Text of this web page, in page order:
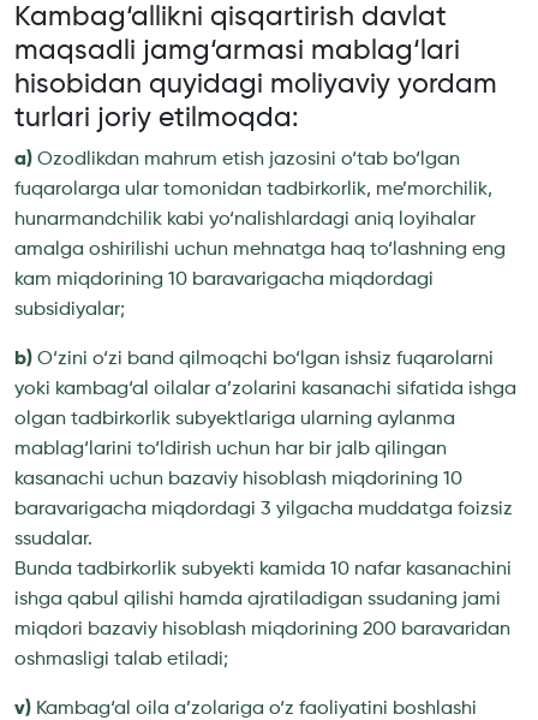
Kambag‘allikni qisqartirish davlat
maqsadli jamg‘armasi mablag‘lari
hisobidan quyidagi moliyaviy yordam
turlari joriy etilmoqda:
a) Ozodlikdan mahrum etish jazosi­ni o‘tab bo‘lgan
fuqarolarga ular tomonidan tadbirkorlik, me’morchilik,
hunarmandchilik kabi yo‘nalishlardagi aniq loyihalar
amalga oshirilishi uchun mehnatga haq to‘lashning eng
kam miqdorining 10 baravarigacha miqdordagi
subsidiyalar;
b) O‘zini o‘zi band qilmoqchi bo‘lgan ishsiz fuqarolarni
yoki kambag‘al oilalar a’zolarini kasanachi sifatida ishga
olgan tadbirkorlik subyektlariga ularning aylanma
mablag‘larini to‘ldirish uchun har bir jalb qilingan
kasanachi uchun bazaviy hisoblash miqdorining 10
baravarigacha miqdordagi 3 yilgacha muddatga foizsiz
ssudalar.
Bunda tadbirkorlik subyekti kamida 10 nafar kasanachini
ishga qabul qilishi hamda ajratiladigan ssudaning jami
miqdori bazaviy hisoblash miqdorining 200 baravaridan
oshmasligi talab etiladi;
v) Kambag‘al oila a’zolariga o‘z faoliyatini boshlashi